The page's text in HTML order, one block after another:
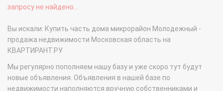
запросу не найдено...
Вы искали: Купить часть дома микрорайон Молодежный -
продажа недвижимости Московская область на
КВАРТИРАНТ.РУ
Мы регулярно пополняем нашу базу и уже скоро тут будут
новые объявления. Объявления в нашей базе по
недвижимости наполняются вручную собственниками и